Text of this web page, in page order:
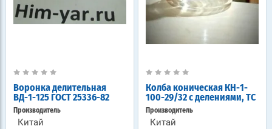
Воронка делительная
ВД-1-125 ГОСТ 25336-82
Производитель
Китай
Колба коническая КН-1-
100-29/32 с делениями, ТС
Производитель
Китай